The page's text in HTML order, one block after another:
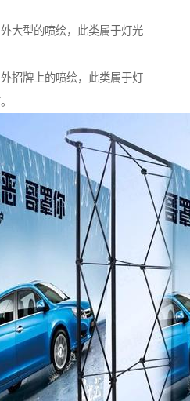
大型的喷绘，此类属于灯光
招牌上的喷绘，此类属于灯